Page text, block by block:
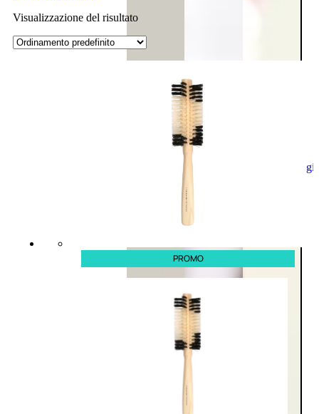
Aggiungi
Visualizzazione del risultato
PROMO